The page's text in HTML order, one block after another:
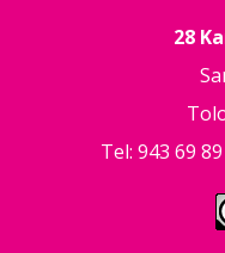
28
Tel: 943 69